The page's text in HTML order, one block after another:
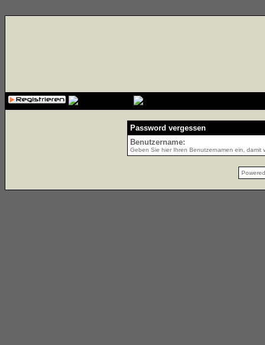
Password vergessen
Benutzername:
Geben Sie hier Ihren Benutzernamen ein,